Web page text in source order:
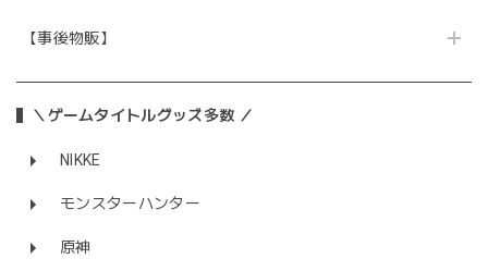
【事後物販】
＼ゲームタイトルグッズ多数 ／
NIKKE
モンスターハンター
原神